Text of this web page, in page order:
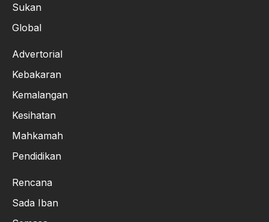
Sukan
Global
Advertorial
Kebakaran
Kemalangan
Kesihatan
Mahkamah
Pendidikan
Rencana
Sada Iban